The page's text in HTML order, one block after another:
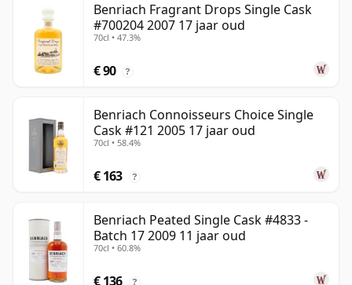
Benriach Fragrant Drops Single Cask
#700204 2007 17 jaar oud
70cl • 47.3%
€ 90 ?
Benriach Connoisseurs Choice Single
Cask #121 2005 17 jaar oud
70cl • 58.4%
€ 163 ?
Benriach Peated Single Cask #4833 -
Batch 17 2009 11 jaar oud
70cl • 60.8%
€ 136 ?